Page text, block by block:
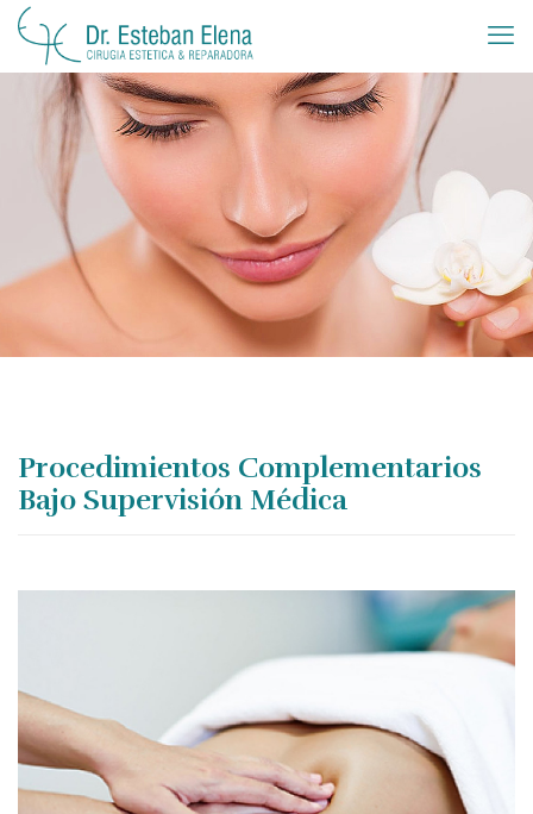
Procedimientos Complementarios
Bajo Supervisión Médica